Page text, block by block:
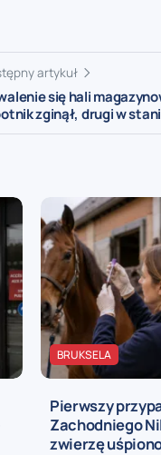
artykuł
się hali
zginął, drugi w
BRUKSELA
Pierwszy
Zachodniego
zwierzę